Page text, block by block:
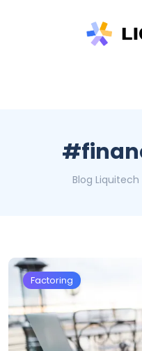
Blog Liquitech
Factoring